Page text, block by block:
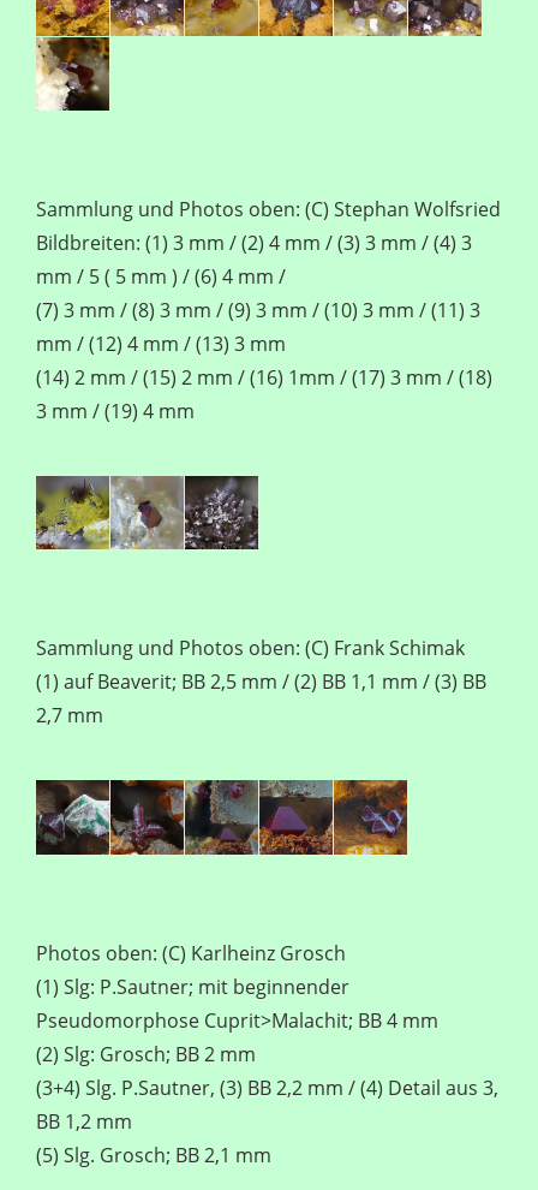
Sammlung und Photos oben: (C) Stephan Wolfsried
Bildbreiten: (1) 3 mm / (2) 4 mm / (3) 3 mm / (4) 3
mm / 5 ( 5 mm ) / (6) 4 mm /
(7) 3 mm / (8) 3 mm / (9) 3 mm / (10) 3 mm / (11) 3
mm / (12) 4 mm / (13) 3 mm
(14) 2 mm / (15) 2 mm / (16) 1mm / (17) 3 mm / (18)
3 mm / (19) 4 mm
Sammlung und Photos oben: (C) Frank Schimak
(1) auf Beaverit; BB 2,5 mm / (2) BB 1,1 mm / (3) BB
2,7 mm
Photos oben: (C) Karlheinz Grosch
(1) Slg: P.Sautner; mit beginnender
Pseudomorphose Cuprit>Malachit; BB 4 mm
(2) Slg: Grosch; BB 2 mm
(3+4) Slg. P.Sautner, (3) BB 2,2 mm / (4) Detail aus 3,
BB 1,2 mm
(5) Slg. Grosch; BB 2,1 mm